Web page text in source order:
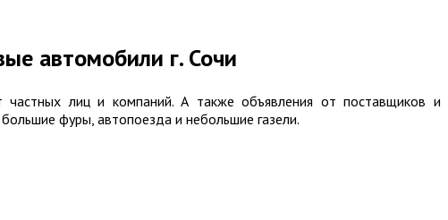
автомобили г. Сочи
лиц и компаний. А также объявления от поставщиков и
фуры, автопоезда и небольшие газели.